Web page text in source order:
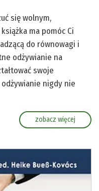
się wolnym,
ma pomóc Ci
do równowagi i
odżywianie na
swoje
nigdy nie
zobacz więcej